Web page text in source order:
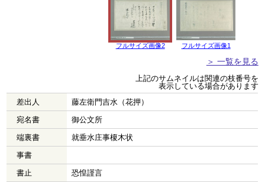
フルサイズ画像2 フルサイズ画像1
＞ 一覧を見る
上記のサムネイルは関連の枝番号を
表示している場合があります
差出人
藤左衛門吉水（花押）
宛名書
御公文所
端裏書
就垂水庄事榎木状
事書
書止
恐惶謹言